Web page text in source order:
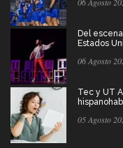
Del
Estados
06 Agosto
Tec y UT
05 Agosto